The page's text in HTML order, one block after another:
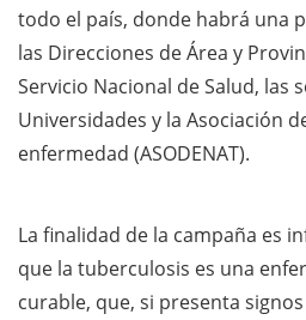
todo el país, donde habrá una
las Direcciones de Área y
Servicio Nacional de Salud, las
Universidades y la Asociación
enfermedad (ASODENAT).
La finalidad de la campaña es
que la tuberculosis es una
curable, que, si presenta